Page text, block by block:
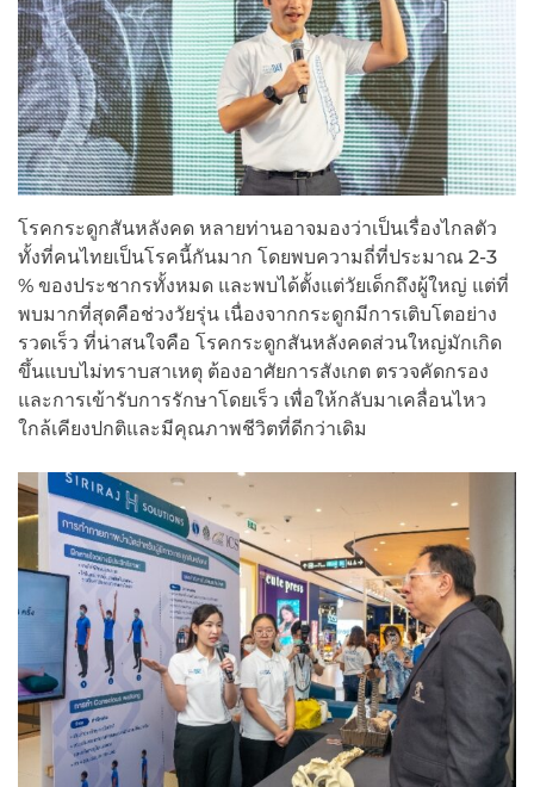
โรคกระดูกสันหลังคด หลายท่านอาจมองว่าเป็นเรื่องไกลตัว
ทั้งที่คนไทยเป็นโรคนี้กันมาก โดยพบความถี่ที่ประมาณ 2-3
% ของประชากรทั้งหมด และพบได้ตั้งแต่วัยเด็กถึงผู้ใหญ่ แต่ที่
พบมากที่สุดคือช่วงวัยรุ่น เนื่องจากกระดูกมีการเติบโตอย่าง
รวดเร็ว ที่น่าสนใจคือ โรคกระดูกสันหลังคดส่วนใหญ่มักเกิด
ขึ้นแบบไม่ทราบสาเหตุ ต้องอาศัยการสังเกต ตรวจคัดกรอง
และการเข้ารับการรักษาโดยเร็ว เพื่อให้กลับมาเคลื่อนไหว
ใกล้เคียงปกติและมีคุณภาพชีวิตที่ดีกว่าเดิม